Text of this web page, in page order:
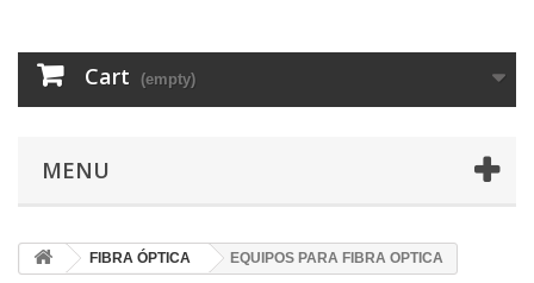
Cart (empty)
MENU
FIBRA ÓPTICA EQUIPOS PARA FIBRA OPTICA